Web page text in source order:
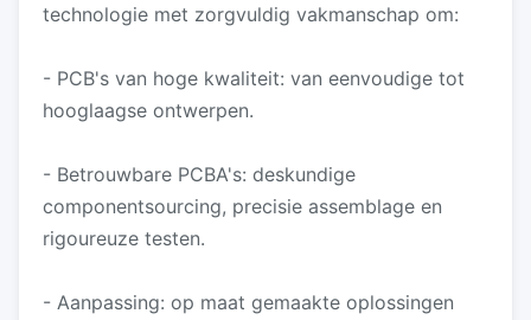
technologie met zorgvuldig vakmanschap om:
- PCB's van hoge kwaliteit: van eenvoudige tot
hooglaagse ontwerpen.
- Betrouwbare PCBA's: deskundige
componentsourcing, precisie assemblage en
rigoureuze testen.
- Aanpassing: op maat gemaakte oplossingen